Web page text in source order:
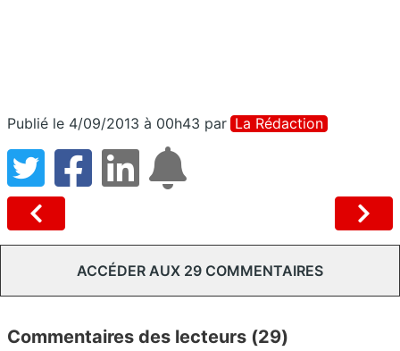
Publié le 4/09/2013 à 00h43 par La Rédaction
ACCÉDER AUX 29 COMMENTAIRES
Commentaires des lecteurs (29)